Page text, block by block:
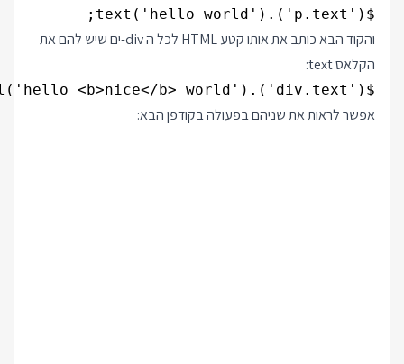
$('p.text').text('hello world');
והקוד הבא כותב את אותו קטע HTML לכל ה div-ים שיש להם את
הקלאס text:
$('div.text').html('hello <b>nice</b> world');
אפשר לראות את שניהם בפעולה בקודפן הבא: